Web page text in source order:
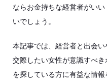
ならお金持ちな経営者がい
いでしょう。
本記事では、経営者と出会
交際したい女性が意識すべ
を探している方に有益な情報